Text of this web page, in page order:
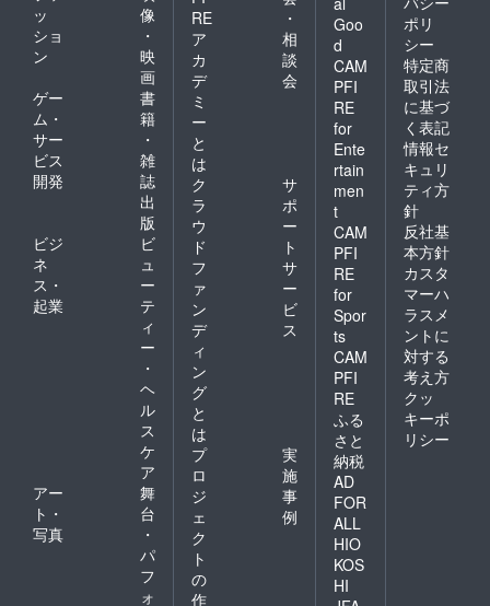
ッ
ショ
ン
像
・
映
画
ゲー
ム・
サー
ビス
開発
書
籍
・
雑
誌
出
版
ビジ
ネ
ス・
起業
ビ
ュ
ー
テ
ィ
ー
・
ヘ
ル
ス
ケ
ア
アー
ト・
写真
舞
台
・
パ
フ
ォ
RE
ア
カ
デ
ミ
ー
と
は
・
相
談
会
ク
ラ
ウ
ド
フ
ァ
ン
デ
ィ
ン
グ
と
は
サ
ポ
ー
ト
サ
ー
ビ
ス
プ
ロ
ジ
ェ
ク
ト
の
作
実
施
事
例
Goo
d
CAM
PFI
RE
for
Ente
rtain
men
t
CAM
PFI
RE
for
Spor
ts
CAM
PFI
RE
ふる
さと
納税
AD
FOR
ALL
HIO
KOS
HI
ポリ
シー
特定商
取引法
に基づ
く表記
情報セ
キュリ
ティ方
針
反社基
本方針
カスタ
マーハ
ラスメ
ントに
対する
考え方
クッ
キーポ
リシー